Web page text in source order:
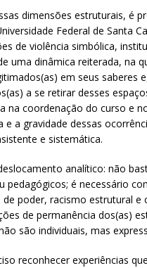
dimensões estruturais, é
Federal de Santa
de violência simbólica,
uma dinâmica reiterada, na
em seus saberes
a se retirar desses
na coordenação do curso e
e a gravidade dessas
e sistemática.
analítico: não
pedagógicos; é necessário
poder, racismo estrutural
de permanência dos(as)
são individuais, mas
reconhecer experiências